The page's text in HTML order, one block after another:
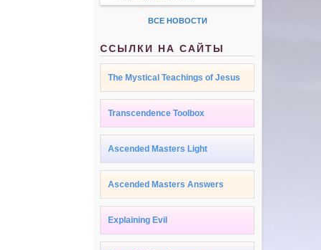
ВСЕ НОВОСТИ
ССЫЛКИ НА САЙТЫ
The Mystical Teachings of Jesus
Transcendence Toolbox
Ascended Masters Light
Ascended Masters Answers
Explaining Evil